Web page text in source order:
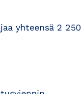
yhteensä 2 250